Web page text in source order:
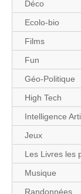
Déco
Ecolo-bio
Films
Fun
Géo-Politique
High Tech
Intelligence
Jeux
Les Livres les
Musique
Randonnées